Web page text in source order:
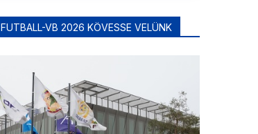
FUTBALL-VB 2026 KÖVESSE VELÜNK